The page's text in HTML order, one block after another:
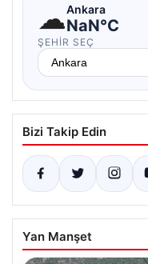
☁Ankara
NaN°C
ŞEHIR SEÇ
Bizi Takip Edin
Yan Manşet